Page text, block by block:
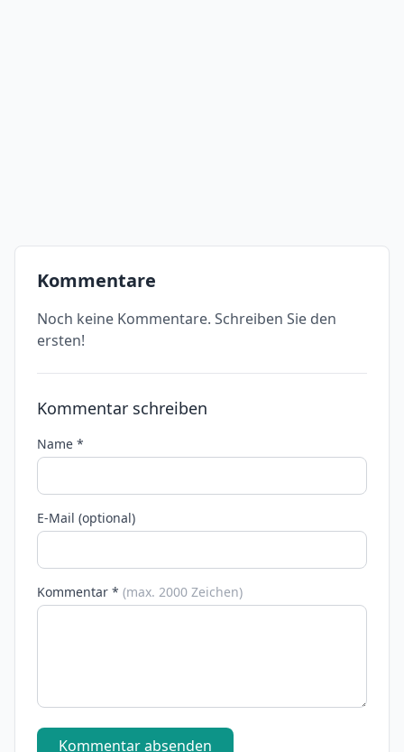
Kommentare
Noch keine Kommentare. Schreiben Sie den
ersten!
Kommentar schreiben
Name *
E-Mail (optional)
Kommentar * (max. 2000 Zeichen)
Kommentar absenden